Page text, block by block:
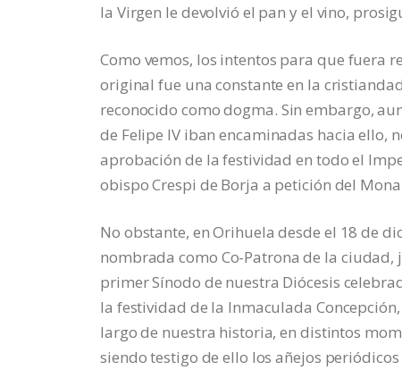
la Virgen le devolvió el pan y el vino,
Como vemos, los intentos para que fuera
original fue una constante en la
reconocido como dogma. Sin embargo,
de Felipe IV iban encaminadas hacia ello,
aprobación de la festividad en todo el
obispo Crespi de Borja a petición del
No obstante, en Orihuela desde el 18 de
nombrada como Co-Patrona de la ciudad,
primer Sínodo de nuestra Diócesis
la festividad de la Inmaculada
largo de nuestra historia, en distintos
siendo testigo de ello los añejos